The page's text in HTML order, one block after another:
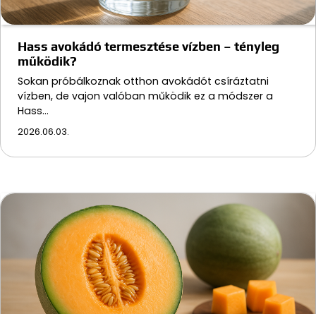
Hass avokádó termesztése vízben – tényleg
működik?
Sokan próbálkoznak otthon avokádót csíráztatni
vízben, de vajon valóban működik ez a módszer a
Hass…
2026.06.03.